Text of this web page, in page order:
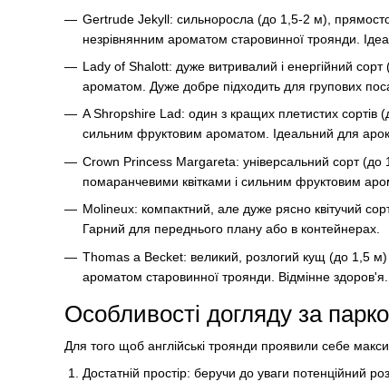
Gertrude Jekyll: сильноросла (до 1,5-2 м),
незрівнянним ароматом старовинної троянди.
Lady of Shalott: дуже витривалий і енергійний
ароматом. Дуже добре підходить для групових
A Shropshire Lad: один з кращих плетистих сортів
сильним фруктовим ароматом. Ідеальний для арок
Crown Princess Margareta: універсальний сорт
помаранчевими квітками і сильним фруктовим
Molineux: компактний, але дуже рясно квітучий
Гарний для переднього плану або в контейнерах.
Thomas a Becket: великий, розлогий кущ (до 1,5
ароматом старовинної троянди. Відмінне здоров'я.
Особливості догляду за
Для того щоб англійські троянди проявили себе
Достатній простір: беручи до уваги потенційний